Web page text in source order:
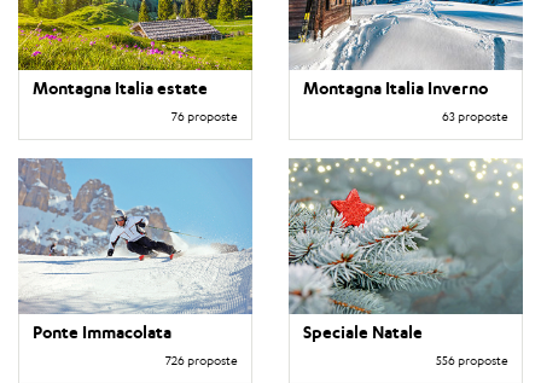
Montagna Italia estate
76 proposte
Montagna Italia Inverno
63 proposte
Ponte Immacolata
726 proposte
Speciale Natale
556 proposte